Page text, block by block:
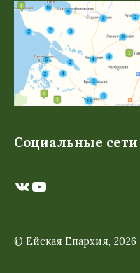
Социальные сети
ВКонтакте
YouTube
© Ейская Епархия, 2026